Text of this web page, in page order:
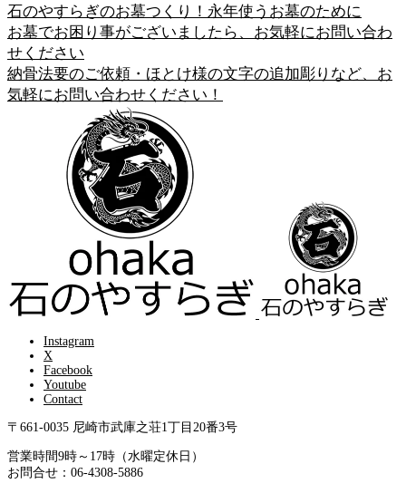
石のやすらぎのお墓つくり！永年使うお墓のために
お墓でお困り事がございましたら、お気軽にお問い合わ
せください
納骨法要のご依頼・ほとけ様の文字の追加彫りなど、お
気軽にお問い合わせください！
Instagram
X
Facebook
Youtube
Contact
〒661-0035 尼崎市武庫之荘1丁目20番3号
営業時間9時～17時（水曜定休日）
お問合せ：06-4308-5886